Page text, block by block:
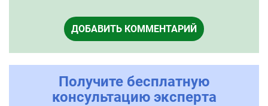
ДОБАВИТЬ КОММЕНТАРИЙ
Получите бесплатную
консультацию эксперта